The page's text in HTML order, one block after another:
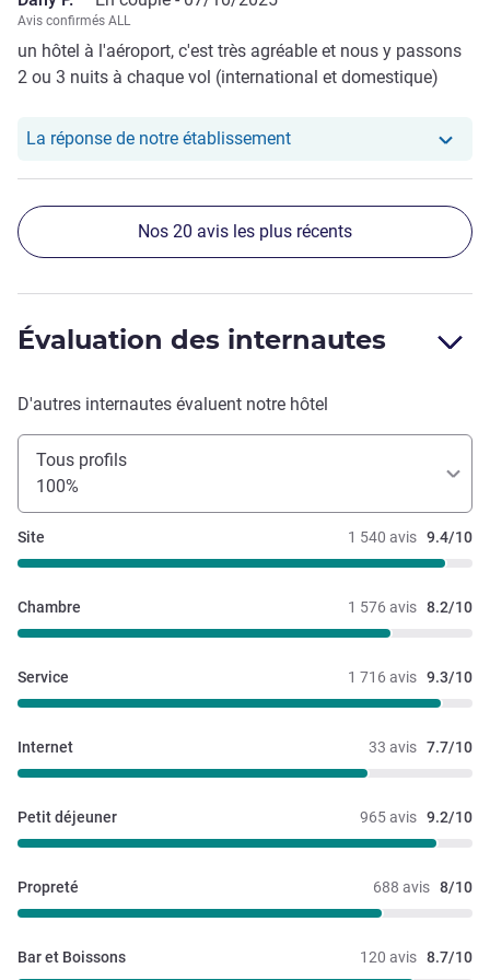
café est également très bon, parfait pour bien commencer
la journée. Le personnel est accueillant, efficace et
multilingue, rendant le check-in et le check-out rapides et
agréables. Le service est attentif et les demandes
informations sur les transferts, sont traitées rapidement.
spa proposant des massages. Ces installations sont
idéales pour se détendre après un long vol ou pour profiter
Avis confirmés ALL
un hôtel à l'aéroport, c'est très agréable et nous y passons
2 ou 3 nuits à chaque vol (international et domestique)
La réponse de notre établissementNotre hôtel a repondu au
Nos 20 avis les plus récents
Évaluation des internautes
D'autres internautes évaluent notre hôtel
Tous profils
100%
1 540 avis 9.4/10
Site
1 576 avis 8.2/10
Chambre
1 716 avis 9.3/10
Service
33 avis 7.7/10
Internet
965 avis 9.2/10
Petit déjeuner
688 avis 8/10
Propreté
120 avis 8.7/10
Bar et Boissons